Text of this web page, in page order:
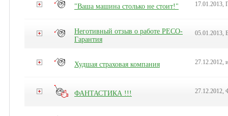
"Ваша машина столько не стоит!" 17.01.2013,
Неготивный отзыв о работе РЕСО-
Гарантия
05.01.2013,
Худшая страховая компания 27.12.2012,
ФАНТАСТИКА !!! 27.12.2012,